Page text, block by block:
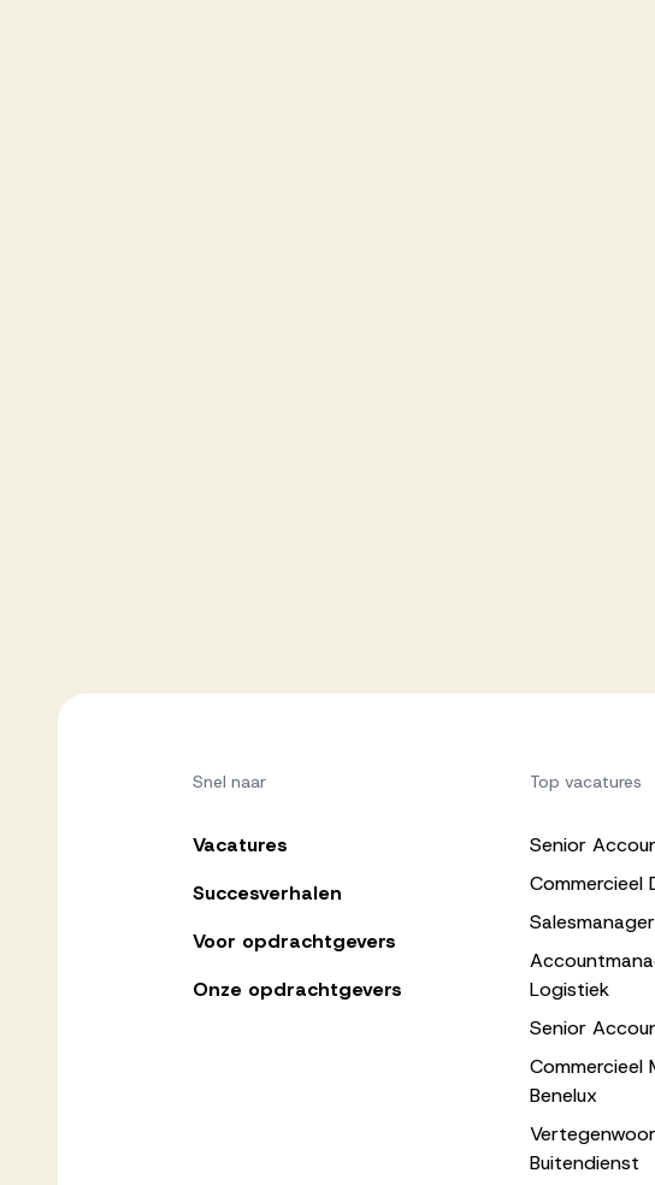
Snel naar
Vacatures
Succesverhalen
Voor opdrachtgevers
Onze opdrachtgevers
Top vacatures
Senior
Commercieel
Salesmanager
Logistiek
Senior
Commercieel
Benelux
Buitendienst